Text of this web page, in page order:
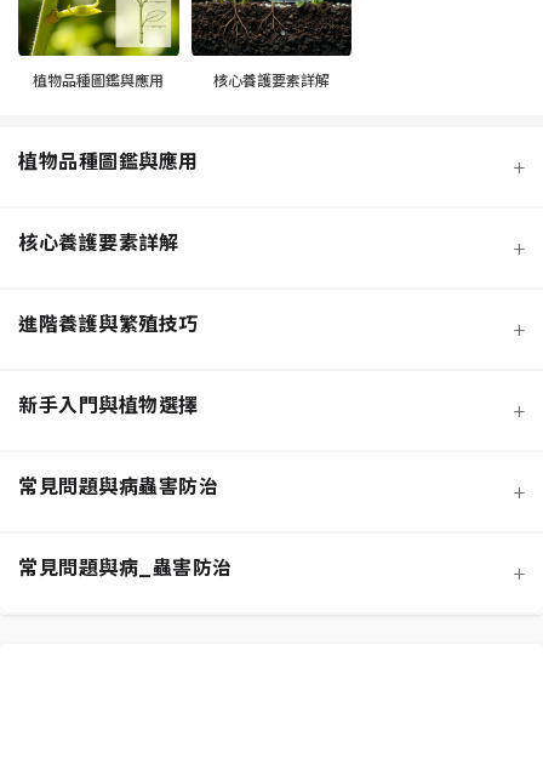
植物品種圖鑑與應用 核心養護要素詳解
植物品種圖鑑與應用 +
寵物安全與有毒植物清單
功能性植物推薦 (淨化空氣)
核心養護要素詳解 +
施肥策略：植物的營養補充
進階養護與繁殖技巧 +
新手入門與植物選擇 +
常見問題與病蟲害防治 +
常見問題與病_蟲害防治 +